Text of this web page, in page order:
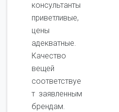
консультанты
приветливые,
цены
адекватные.
Качество
вещей
соответствуе
т заявленным
брендам.